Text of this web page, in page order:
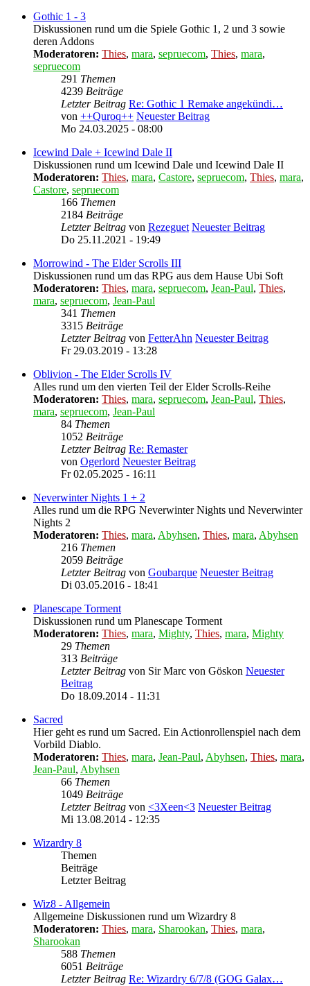
Gothic 1 - 3
Diskussionen rund um die Spiele Gothic 1, 2 und 3 sowie
deren Addons
Moderatoren: Thies, mara, sepruecom, Thies, mara,
sepruecom
291 Themen
4239 Beiträge
Letzter Beitrag Re: Gothic 1 Remake angekündi…
von ++Quroq++ Neuester Beitrag
Mo 24.03.2025 - 08:00
Icewind Dale + Icewind Dale II
Diskussionen rund um Icewind Dale und Icewind Dale II
Moderatoren: Thies, mara, Castore, sepruecom, Thies, mara,
Castore, sepruecom
166 Themen
2184 Beiträge
Letzter Beitrag von Rezeguet Neuester Beitrag
Do 25.11.2021 - 19:49
Morrowind - The Elder Scrolls III
Diskussionen rund um das RPG aus dem Hause Ubi Soft
Moderatoren: Thies, mara, sepruecom, Jean-Paul, Thies,
mara, sepruecom, Jean-Paul
341 Themen
3315 Beiträge
Letzter Beitrag von FetterAhn Neuester Beitrag
Fr 29.03.2019 - 13:28
Oblivion - The Elder Scrolls IV
Alles rund um den vierten Teil der Elder Scrolls-Reihe
Moderatoren: Thies, mara, sepruecom, Jean-Paul, Thies,
mara, sepruecom, Jean-Paul
84 Themen
1052 Beiträge
Letzter Beitrag Re: Remaster
von Ogerlord Neuester Beitrag
Fr 02.05.2025 - 16:11
Neverwinter Nights 1 + 2
Alles rund um die RPG Neverwinter Nights und Neverwinter
Nights 2
Moderatoren: Thies, mara, Abyhsen, Thies, mara, Abyhsen
216 Themen
2059 Beiträge
Letzter Beitrag von Goubarque Neuester Beitrag
Di 03.05.2016 - 18:41
Planescape Torment
Diskussionen rund um Planescape Torment
Moderatoren: Thies, mara, Mighty, Thies, mara, Mighty
29 Themen
313 Beiträge
Letzter Beitrag von Sir Marc von Göskon Neuester
Beitrag
Do 18.09.2014 - 11:31
Sacred
Hier geht es rund um Sacred. Ein Actionrollenspiel nach dem
Vorbild Diablo.
Moderatoren: Thies, mara, Jean-Paul, Abyhsen, Thies, mara,
Jean-Paul, Abyhsen
66 Themen
1049 Beiträge
Letzter Beitrag von <3Xeen<3 Neuester Beitrag
Mi 13.08.2014 - 12:35
Wizardry 8
Themen
Beiträge
Letzter Beitrag
Wiz8 - Allgemein
Allgemeine Diskussionen rund um Wizardry 8
Moderatoren: Thies, mara, Sharookan, Thies, mara,
Sharookan
588 Themen
6051 Beiträge
Letzter Beitrag Re: Wizardry 6/7/8 (GOG Galax…